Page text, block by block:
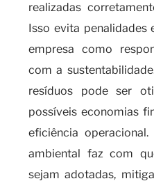
realizadas
Isso evita penalidades
empresa como
com a
resíduos pode ser
possíveis economias
eficiência
ambiental faz com
sejam adotadas,